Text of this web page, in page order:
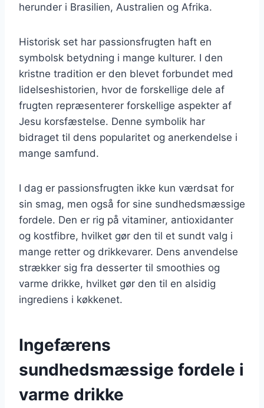
herunder i Brasilien, Australien og Afrika.
Historisk set har passionsfrugten haft en
symbolsk betydning i mange kulturer. I den
kristne tradition er den blevet forbundet med
lidelseshistorien, hvor de forskellige dele af
frugten repræsenterer forskellige aspekter af
Jesu korsfæstelse. Denne symbolik har
bidraget til dens popularitet og anerkendelse i
mange samfund.
I dag er passionsfrugten ikke kun værdsat for
sin smag, men også for sine sundhedsmæssige
fordele. Den er rig på vitaminer, antioxidanter
og kostfibre, hvilket gør den til et sundt valg i
mange retter og drikkevarer. Dens anvendelse
strækker sig fra desserter til smoothies og
varme drikke, hvilket gør den til en alsidig
ingrediens i køkkenet.
Ingefærens
sundhedsmæssige fordele i
varme drikke